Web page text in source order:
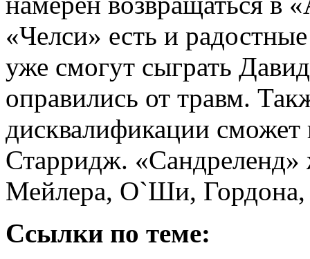
«Челси» есть и
уже смогут сыграть
оправились от травм.
дисквалификации
Старридж. «Сандреленд»
Мейлера, О`Ши, Гордона,
Ссылки по теме: